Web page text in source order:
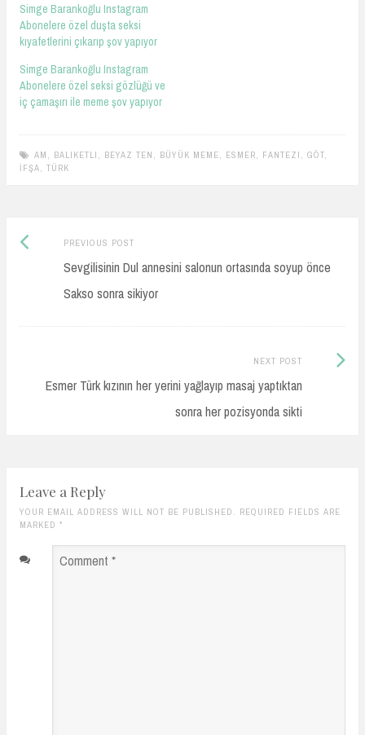
Simge Barankoğlu Instagram
Abonelere özel duşta seksi
kıyafetlerini çıkarıp şov yapıyor
Simge Barankoğlu Instagram
Abonelere özel seksi gözlüğü ve
iç çamaşırı ile meme şov yapıyor
AM , BALIKETLI , BEYAZ TEN , BÜYÜK MEME, ESMER, FANTEZI , GÖT,
İFŞA, TÜRK
Post
navigation
PREVIOUS POSTPrevious
post:
Sevgilisinin Dul annesini salonun ortasında soyup önce
Sakso sonra sikiyor
NEXT POST
Esmer Türk kızının her yerini yağlayıp masaj yaptıktan
sonra her pozisyonda sikti
Next
Leave a Reply
YOUR EMAIL ADDRESS WILL NOT BE PUBLISHED. REQUIRED FIELDS ARE
MARKED *
Comment